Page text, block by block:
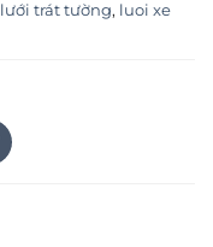
lưới trát tường, luoi xe